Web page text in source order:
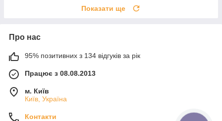
Показати ще
Про нас
95% позитивних з 134 відгуків за рік
Працює з 08.08.2013
м. Київ
Київ, Україна
Контакти